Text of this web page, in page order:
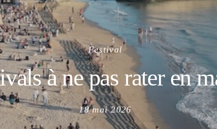
Festival
à ne pas rater en
Posted
on
18 mai 2026